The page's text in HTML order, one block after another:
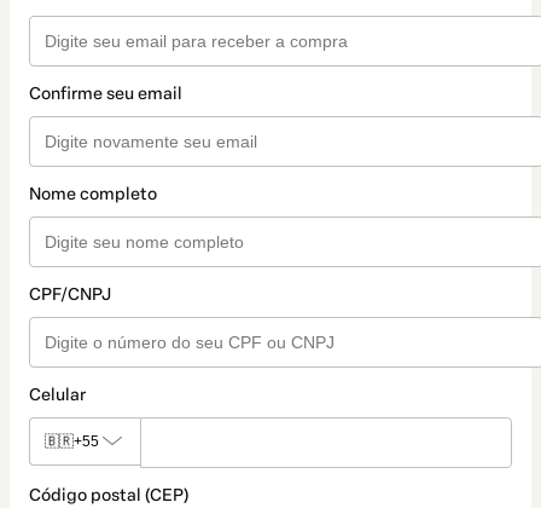
Confirme seu email
Nome completo
CPF/CNPJ
Celular
🇧🇷+55
Código postal (CEP)